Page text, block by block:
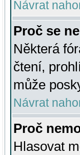
Návrat
Proč se
Některá
čtení,
může
Návrat
Proč
Hlasovat